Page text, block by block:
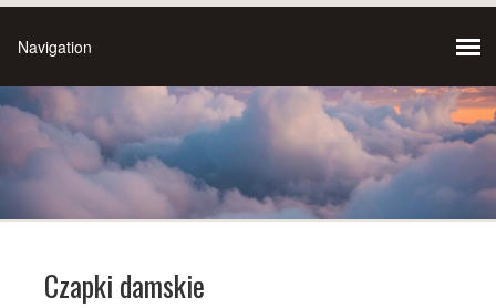
Czapki damskie